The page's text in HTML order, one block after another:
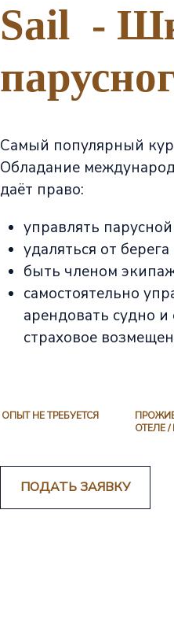
Sail -
Самый популярный
Обладание
даёт право:
управлять
удаляться от
быть членом
самостоятельно
арендовать судно
страховое
ОПЫТ НЕ ТРЕБУЕТСЯ
ОТЕЛЕ /
ПОДАТЬ ЗАЯВКУ